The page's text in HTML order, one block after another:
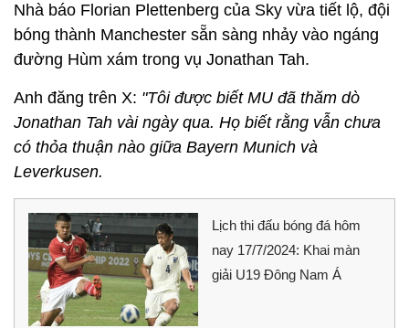
Nhà báo Florian Plettenberg của Sky vừa tiết lộ, đội
bóng thành Manchester sẵn sàng nhảy vào ngáng
đường Hùm xám trong vụ Jonathan Tah.
Anh đăng trên X: "Tôi được biết MU đã thăm dò
Jonathan Tah vài ngày qua. Họ biết rằng vẫn chưa
có thỏa thuận nào giữa Bayern Munich và
Leverkusen.
Lịch thi đấu bóng đá hôm
nay 17/7/2024: Khai màn
giải U19 Đông Nam Á